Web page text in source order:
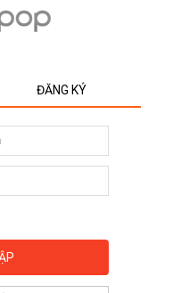
ĐĂNG KÝ